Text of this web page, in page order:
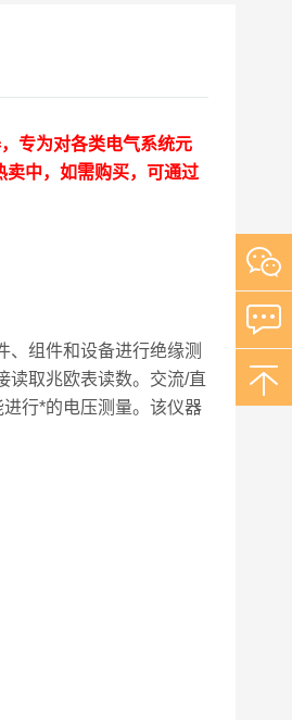
专为对各类电气系统元
卖中，如需购买，可通过
、组件和设备进行绝缘测
读取兆欧表读数。交流/直
行*的电压测量。该仪器